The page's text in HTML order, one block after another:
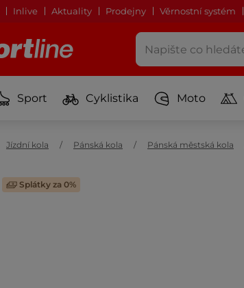
Inlive Aktuality Prodejny Věrnostní systém
Sport Cyklistika Moto
Jízdní kola Pánská kola Pánská městská kola
Splátky za 0%